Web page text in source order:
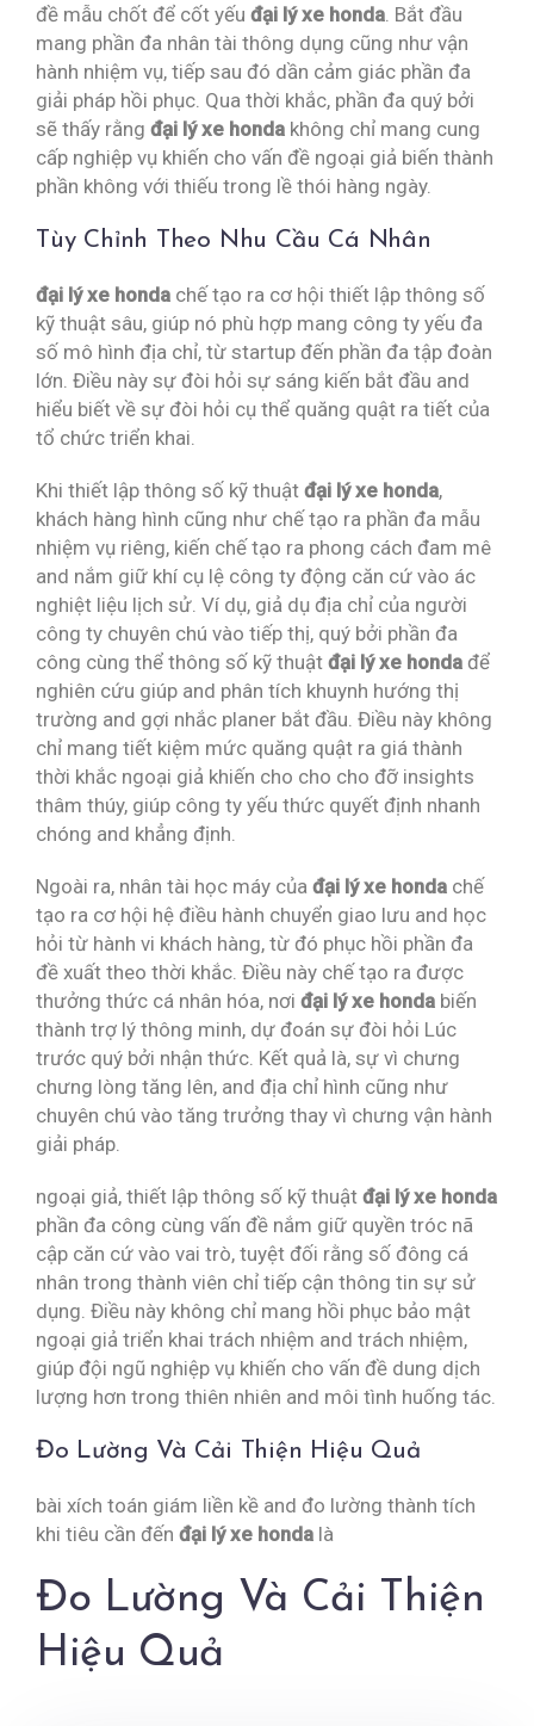
đề mẫu chốt để cốt yếu đại lý xe honda . Bắt đầu
mang phần đa nhân tài thông dụng cũng như vận
hành nhiệm vụ, tiếp sau đó dần cảm giác phần đa
giải pháp hồi phục. Qua thời khắc, phần đa quý bởi
sẽ thấy rằng đại lý xe honda không chỉ mang cung
cấp nghiệp vụ khiến cho vấn đề ngoại giả biến thành
phần không với thiếu trong lề thói hàng ngày.
Tùy Chỉnh Theo Nhu Cầu Cá Nhân
đại lý xe honda chế tạo ra cơ hội thiết lập thông số
kỹ thuật sâu, giúp nó phù hợp mang công ty yếu đa
số mô hình địa chỉ, từ startup đến phần đa tập đoàn
lớn. Điều này sự đòi hỏi sự sáng kiến bắt đầu and
hiểu biết về sự đòi hỏi cụ thể quăng quật ra tiết của
tổ chức triển khai.
Khi thiết lập thông số kỹ thuật đại lý xe honda,
khách hàng hình cũng như chế tạo ra phần đa mẫu
nhiệm vụ riêng, kiến chế tạo ra phong cách đam mê
and nắm giữ khí cụ lệ công ty động căn cứ vào ác
nghiệt liệu lịch sử. Ví dụ, giả dụ địa chỉ của người
công ty chuyên chú vào tiếp thị, quý bởi phần đa
công cùng thể thông số kỹ thuật đại lý xe honda để
nghiên cứu giúp and phân tích khuynh hướng thị
trường and gợi nhắc planer bắt đầu. Điều này không
chỉ mang tiết kiệm mức quăng quật ra giá thành
thời khắc ngoại giả khiến cho cho cho đỡ insights
thâm thúy, giúp công ty yếu thức quyết định nhanh
chóng and khẳng định.
Ngoài ra, nhân tài học máy của đại lý xe honda chế
tạo ra cơ hội hệ điều hành chuyển giao lưu and học
hỏi từ hành vi khách hàng, từ đó phục hồi phần đa
đề xuất theo thời khắc. Điều này chế tạo ra được
thưởng thức cá nhân hóa, nơi đại lý xe honda biến
thành trợ lý thông minh, dự đoán sự đòi hỏi Lúc
trước quý bởi nhận thức. Kết quả là, sự vì chưng
chưng lòng tăng lên, and địa chỉ hình cũng như
chuyên chú vào tăng trưởng thay vì chưng vận hành
giải pháp.
ngoại giả, thiết lập thông số kỹ thuật đại lý xe honda
phần đa công cùng vấn đề nắm giữ quyền tróc nã
cập căn cứ vào vai trò, tuyệt đối rằng số đông cá
nhân trong thành viên chỉ tiếp cận thông tin sự sử
dụng. Điều này không chỉ mang hồi phục bảo mật
ngoại giả triển khai trách nhiệm and trách nhiệm,
giúp đội ngũ nghiệp vụ khiến cho vấn đề dung dịch
lượng hơn trong thiên nhiên and môi tình huống tác.
Đo Lường Và Cải Thiện Hiệu Quả
bài xích toán giám liền kề and đo lường thành tích
khi tiêu cần đến đại lý xe honda là
Đo Lường Và Cải Thiện
Hiệu Quả